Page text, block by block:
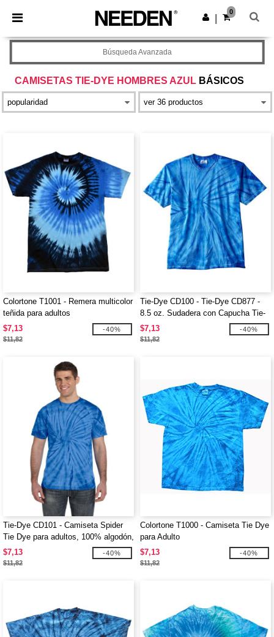
× App de Needen
¡Mejores precios en app!
Descargar app
0
CAMISETAS TIE-DYE HOMBRES AZUL BÁSICOS
Búsqueda Avanzada
Colortone T1001 - Remera multicolor
teñida para adultos
$7,13
$11,82
-40%
Tie-Dye CD100 - Tie-Dye CD877 -
8.5 oz. Sudadera con Capucha Tie-
Dyed
$7,13
$11,82
-40%
Tie-Dye CD101 - Camiseta Spider
Tie Dye para adultos, 100% algodón,
5,4 oz.
$7,13
$11,82
-40%
Colortone T1000 - Camiseta Tie Dye
para Adulto
$7,13
$11,82
-40%